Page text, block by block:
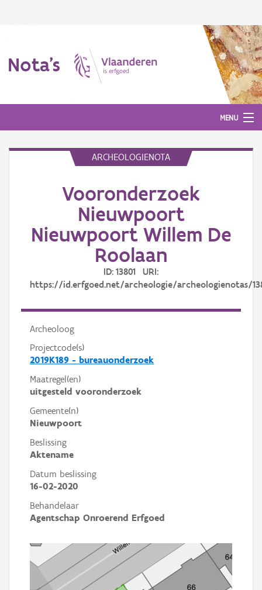
Nota's
MENU
ARCHEOLOGIENOTA
Vooronderzoek
Nieuwpoort
Nieuwpoort Willem De
Roolaan
ID: 13801 URI:
https://id.erfgoed.net/archeologie/archeologienotas/
Archeoloog
Projectcode(s)
2019K189 - bureauonderzoek
Maatregel(en)
uitgesteld vooronderzoek
Gemeente(n)
Nieuwpoort
Beslissing
Aktename
Datum beslissing
16-02-2020
Behandelaar
Agentschap Onroerend Erfgoed